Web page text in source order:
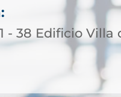
- 38 Edificio Villa